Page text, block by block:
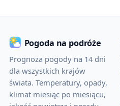
Pogoda na podróże
Prognoza pogody na 14 dni
dla wszystkich krajów
świata. Temperatury, opady,
klimat miesiąc po miesiącu,